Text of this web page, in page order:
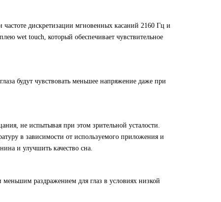
дискретизации мгновенных касаний 2160 Гц и
wet touch, который обеспечивает чувствительное
будут чувствовать меньшее напряжение даже при
не испытывая при этом зрительной усталости.
в зависимости от используемого приложения и
и улучшить качество сна.
меньшим раздражением для глаз в условиях низкой